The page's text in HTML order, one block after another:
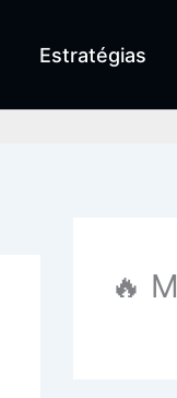
Estratégias
🔥